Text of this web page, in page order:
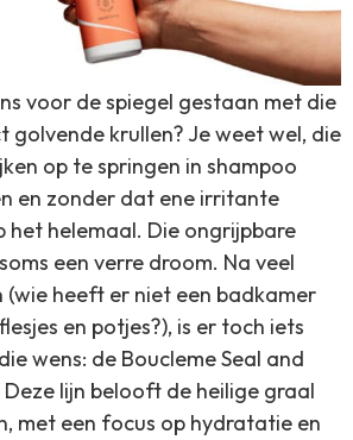
voor de spiegel gestaan met die
golvende krullen? Je weet wel, die
op te springen in shampoo
en zonder dat ene irritante
het helemaal. Die ongrijpbare
een verre droom. Na veel
(wie heeft er niet een badkamer
en potjes?), is er toch iets
wens: de Boucleme Seal and
lijn belooft de heilige graal
met een focus op hydratatie en